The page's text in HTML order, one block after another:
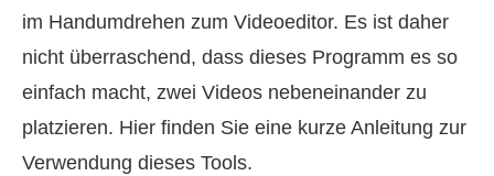
im Handumdrehen zum Videoeditor. Es ist daher
nicht überraschend, dass dieses Programm es so
einfach macht, zwei Videos nebeneinander zu
platzieren. Hier finden Sie eine kurze Anleitung zur
Verwendung dieses Tools.